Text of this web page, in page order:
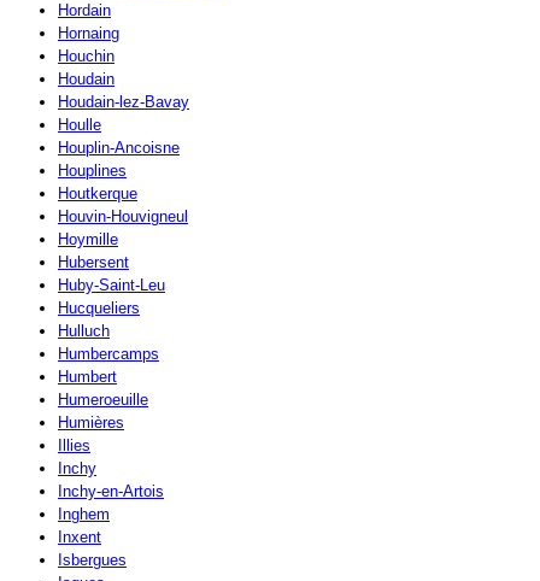
Hordain
Hornaing
Houchin
Houdain
Houdain-lez-Bavay
Houlle
Houplin-Ancoisne
Houplines
Houtkerque
Houvin-Houvigneul
Hoymille
Hubersent
Huby-Saint-Leu
Hucqueliers
Hulluch
Humbercamps
Humbert
Humeroeuille
Humières
Illies
Inchy
Inchy-en-Artois
Inghem
Inxent
Isbergues